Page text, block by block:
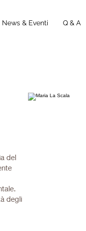
News & Eventi Q & A
del
degli